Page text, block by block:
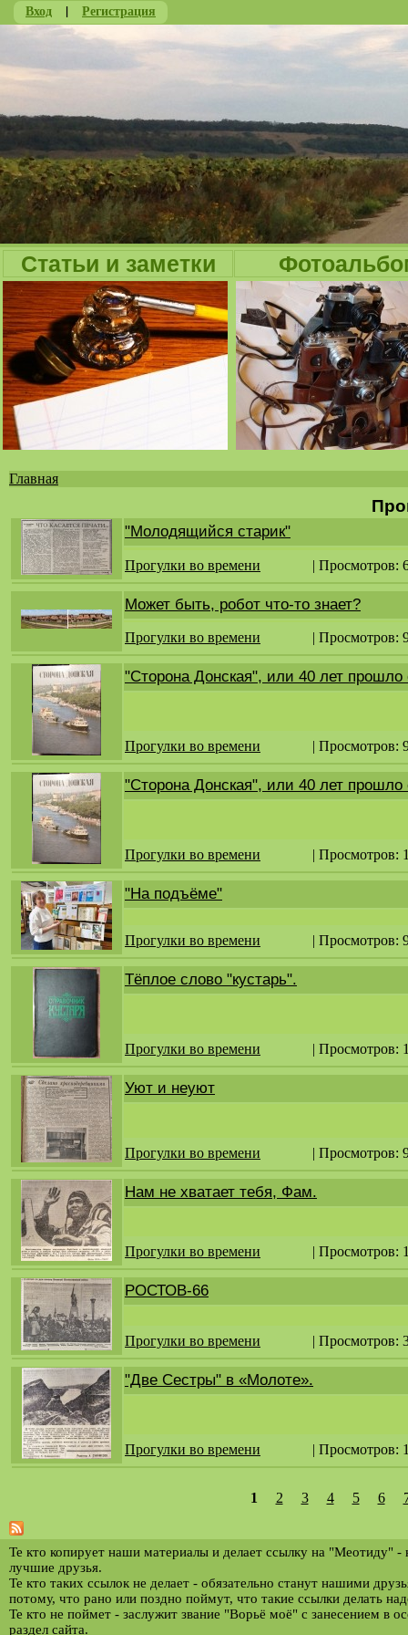
Вход | Регистрация
Статьи и заметки
здесь
Главная
"Молодящийся старик"
Прогулки во времени | Просмотров:
Может быть, робот что-то знает?
Прогулки во времени | Просмотров:
"Сторона Донская", или 40 лет
Прогулки во времени | Просмотров:
"Сторона Донская", или 40 лет
Прогулки во времени | Просмотров:
"На подъёме"
Прогулки во времени | Просмотров:
Тёплое слово "кустарь".
Прогулки во времени | Просмотров:
Уют и неуют
Прогулки во времени | Просмотров:
Нам не хватает тебя, Фам.
Прогулки во времени | Просмотров:
РОСТОВ-66
Прогулки во времени | Просмотров:
"Две Сестры" в «Молоте».
Прогулки во времени | Просмотров:
т
р
а
н
и
1 2 3 4 5 6
Те кто копирует наши материалы и делает ссылку на "Меотиду" -
лучшие друзья.
Те кто таких ссылок не делает - обязательно станут нашими
потому, что рано или поздно поймут, что такие ссылки делать
Те кто не поймет - заслужит звание "Ворьё моё" с занесением в
раздел сайта.